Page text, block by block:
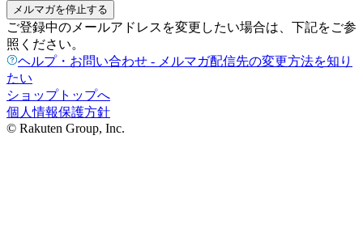
メルマガを停止する
ご登録中のメールアドレスを変更したい場合は、下記をご参
照ください。
ヘルプ・お問い合わせ - メルマガ配信先の変更方法を知り
たい
ショップトップへ
個人情報保護方針
© Rakuten Group, Inc.